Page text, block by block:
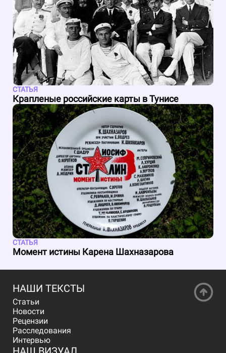
СТАТЬЯ
Крапленые российские карты в Тунисе
СТАТЬЯ
Момент истины Карена Шахназарова
НАШИ ТЕКСТЫ
Статьи
Новости
Рецензии
Расследования
Интервью